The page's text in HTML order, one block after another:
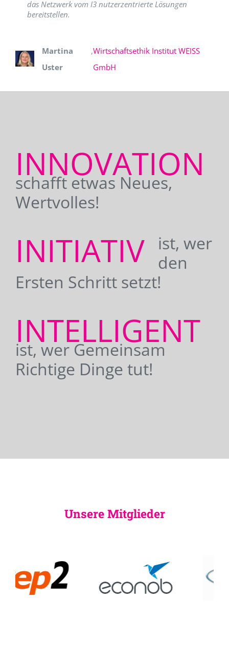
das Netzwerk vom I3 nutzerzentrierte Lösungen
bereitstellen.
Martina
Uster
,Wirtschaftsethik Institut WEISS
GmbH
INNOVATION
schafft etwas Neues,
Wertvolles!
INITIATIV
ist, wer
den
Ersten Schritt setzt!
INTELLIGENT
ist, wer Gemeinsam
Richtige Dinge tut!
Unsere Mitglieder